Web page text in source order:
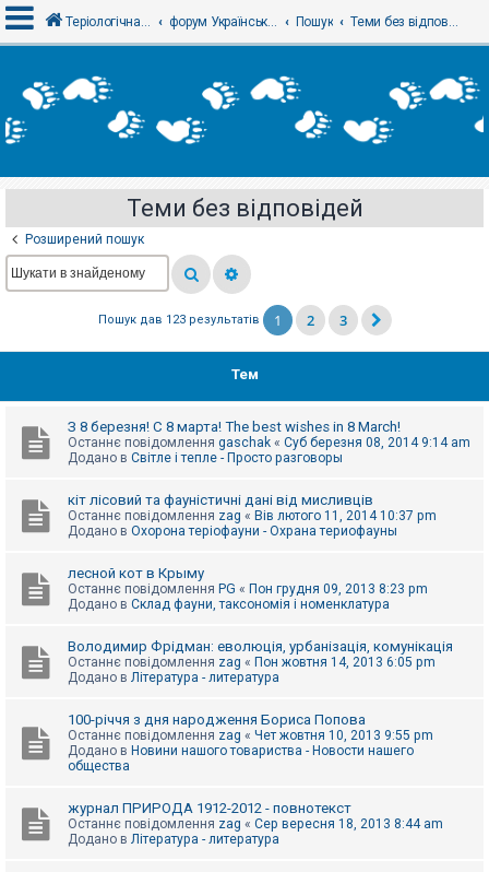
х
і
е
с
т
р
я
е
и
з
е
и
е
Теріологічна школа форум Українського теріологічного товариства Пошук Теми без відповідей
Теми без відповідей
Розширений пошук
Пошук дав 123 результатів 1 2 3
Тем
З 8 березня! С 8 марта! The best wishes in 8 March!
Останнє повідомлення gaschak « Суб березня 08, 2014 9:14 am
Додано в Світле і тепле - Просто разговоры
кіт лісовий та фауністичні дані від мисливців
Останнє повідомлення zag « Вів лютого 11, 2014 10:37 pm
Додано в Охорона теріофауни - Охрана териофауны
лесной кот в Крыму
Останнє повідомлення PG « Пон грудня 09, 2013 8:23 pm
Додано в Склад фауни, таксономія і номенклатура
Володимир Фрідман: еволюція, урбанізація, комунікація
Останнє повідомлення zag « Пон жовтня 14, 2013 6:05 pm
Додано в Література - литература
100-річчя з дня народження Бориса Попова
Останнє повідомлення zag « Чет жовтня 10, 2013 9:55 pm
Додано в Новини нашого товариства - Новости нашего
общества
журнал ПРИРОДА 1912-2012 - повнотекст
Останнє повідомлення zag « Сер вересня 18, 2013 8:44 am
Додано в Література - литература